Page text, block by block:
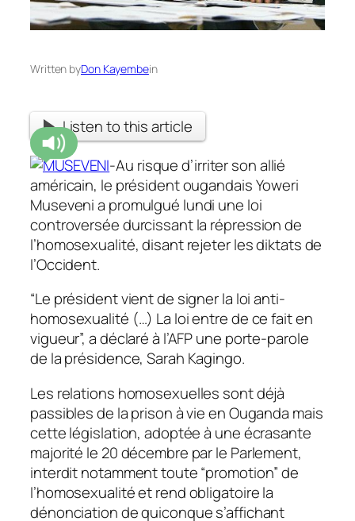
Written byDon Kayembein
Listen to this article
-Au risque d’irriter son allié
américain, le président ougandais Yoweri
Museveni a promulgué lundi une loi
controversée durcissant la répression de
l’homosexualité, disant rejeter les diktats de
l’Occident.
“Le président vient de signer la loi anti-
homosexualité (…) La loi entre de ce fait en
vigueur”, a déclaré à l’AFP une porte-parole
de la présidence, Sarah Kagingo.
Les relations homosexuelles sont déjà
passibles de la prison à vie en Ouganda mais
cette législation, adoptée à une écrasante
majorité le 20 décembre par le Parlement,
interdit notamment toute “promotion” de
l’homosexualité et rend obligatoire la
dénonciation de quiconque s’affichant